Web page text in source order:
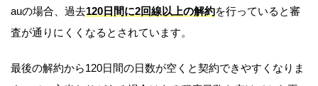
auの場合、過去120日間に2回線以上の解約を行っていると審
査が通りにくくなるとされています。
最後の解約から120日間の日数が空くと契約できやすくなりま